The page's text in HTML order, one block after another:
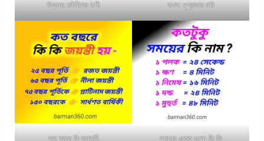
বিখ্যাত মনীষীদের বাণী বাংলা সুপ্রভাত ছবি
কত বছরে কি জয়ন্তী সময়ের একক গুলো কি কি